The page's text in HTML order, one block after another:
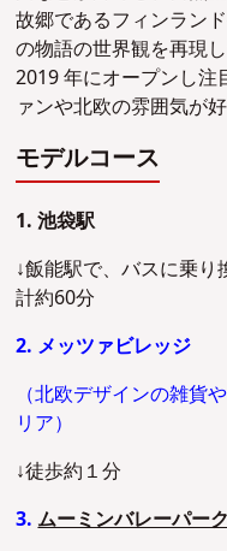
故郷であるフィンラン
の物語の世界観を再現
2019 年にオープンし注
ァンや北欧の雰囲気が
モデルコース
1. 池袋駅
↓飯能駅で、バスに乗
計約60分
2. メッツァビレッジ
（北欧デザインの雑貨
リア）
↓徒歩約１分
3. ムーミンバレーパーク